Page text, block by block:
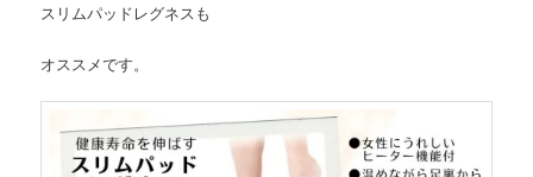
スリムパッドレグネスも
オススメです。